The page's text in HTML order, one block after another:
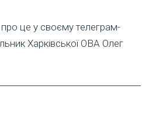
це у своєму телеграм-
Харківської ОВА Олег